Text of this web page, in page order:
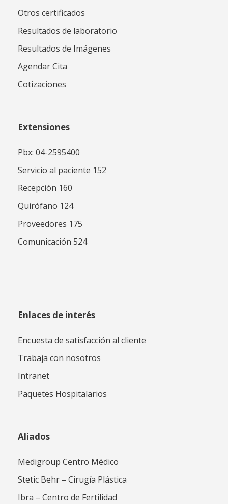
Otros certificados
Resultados de laboratorio
Resultados de Imágenes
Agendar Cita
Cotizaciones
Extensiones
Pbx: 04-2595400
Servicio al paciente 152
Recepción 160
Quirófano 124
Proveedores 175
Comunicación 524
Enlaces de interés
Encuesta de satisfacción al cliente
Trabaja con nosotros
Intranet
Paquetes Hospitalarios
Aliados
Medigroup Centro Médico
Stetic Behr – Cirugía Plástica
Ibra – Centro de Fertilidad